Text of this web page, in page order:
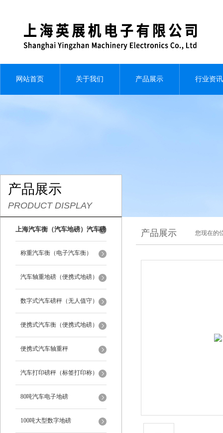
网站首页 关于我们 产品展示 行业资讯
产品展示
PRODUCT DISPLAY
上海汽车衡（汽车地磅）汽车磅
秤称重汽车衡（电子汽车衡）
汽车轴重地磅（便携式地磅）
数字式汽车磅秤（无人值守）
便携式汽车衡（便携式地磅）
便携式汽车轴重秤
汽车打印磅秤（标签打印称）
80吨汽车电子地磅
100吨大型数字地磅
产品展示 您现在的